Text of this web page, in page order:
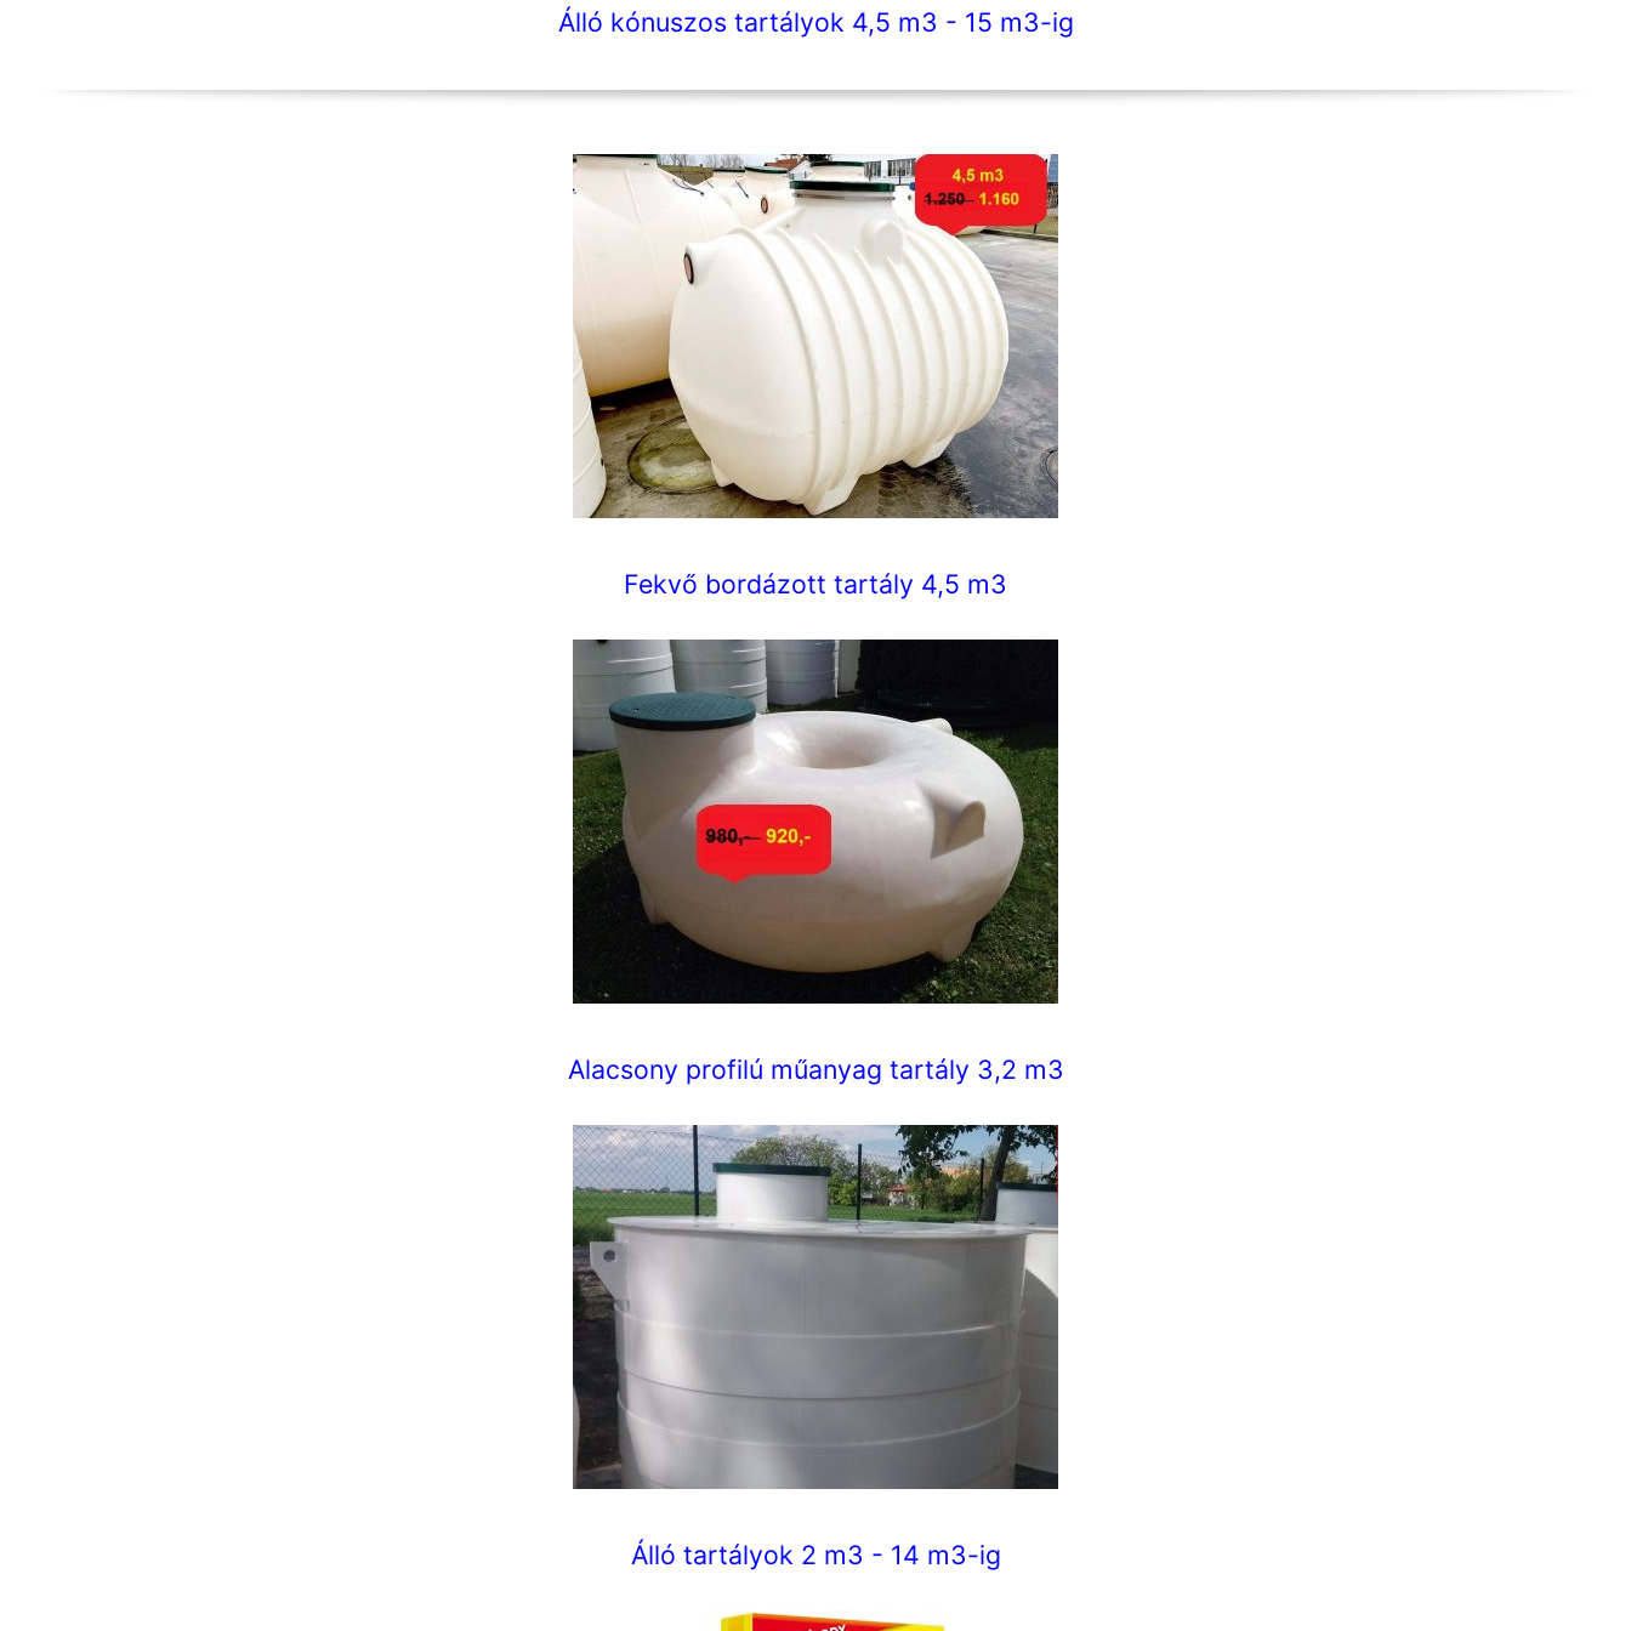
Álló kónuszos tartályok 4,5 m3 - 15 m3-ig
Fekvő bordázott tartály 4,5 m3
Alacsony profilú műanyag tartály 3,2 m3
Álló tartályok 2 m3 - 14 m3-ig